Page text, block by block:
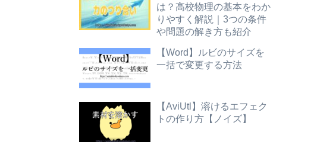
は？高校物理の基本をわか
りやすく解説｜3つの条件
や問題の解き方も紹介
【Word】ルビのサイズを
一括で変更する方法
【AviUtl】溶けるエフェク
トの作り方【ノイズ】